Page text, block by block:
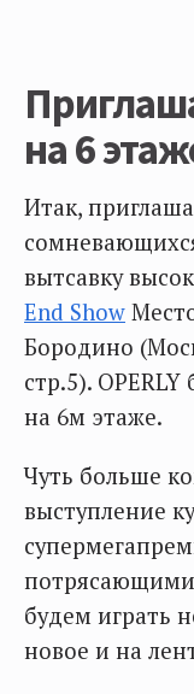
на 6
Итак,
вытсавку
End Show
Бородино
стр.5).
на 6м этаже.
Чуть больше
выступление
потрясающими
будем играть
новое и на